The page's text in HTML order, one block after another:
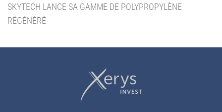
SKYTECH LANCE SA GAMME DE POLYPROPYLÈNE
RÉGÉNÉRÉ